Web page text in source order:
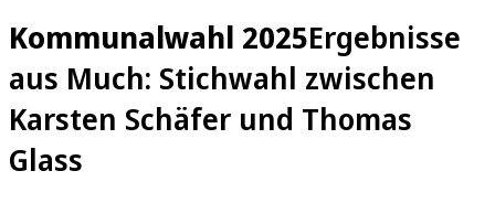
Kommunalwahl 2025Ergebnisse
aus Much: Stichwahl zwischen
Karsten Schäfer und Thomas
Glass